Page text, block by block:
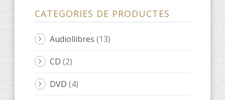
CATEGORIES DE PRODUCTES
Audiollibres (13)
CD (2)
DVD (4)